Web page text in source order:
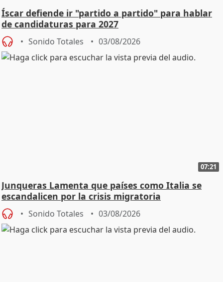
Íscar defiende ir "partido a partido" para hablar
de candidaturas para 2027
Sonido Totales 03/08/2026
07:21
Junqueras Lamenta que países como Italia se
escandalicen por la crisis migratoria
Sonido Totales 03/08/2026